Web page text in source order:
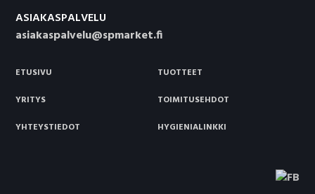
ASIAKASPALVELU
asiakaspalvelu@spmarket.fi
ETUSIVU
TUOTTEET
YRITYS
TOIMITUSEHDOT
YHTEYSTIEDOT
HYGIENIALINKKI